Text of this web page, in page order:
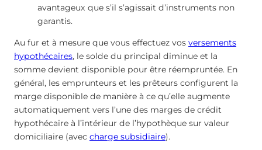
avantageux que s’il s’agissait d’instruments non
garantis.
Au fur et à mesure que vous effectuez vos versements
hypothécaires, le solde du principal diminue et la
somme devient disponible pour être réempruntée. En
général, les emprunteurs et les prêteurs configurent la
marge disponible de manière à ce qu’elle augmente
automatiquement vers l’une des marges de crédit
hypothécaire à l’intérieur de l’hypothèque sur valeur
domiciliaire (avec charge subsidiaire).